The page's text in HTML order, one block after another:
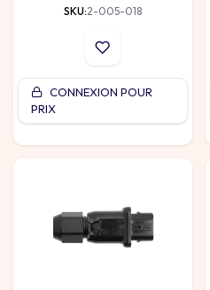
SKU:2-005-018
CONNEXION POUR
PRIX